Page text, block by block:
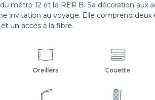
métro 12 et le RER B. Sa décoration aux
invitation au voyage. Elle comprend deux
un accès à la fibre.
Oreillers Couette